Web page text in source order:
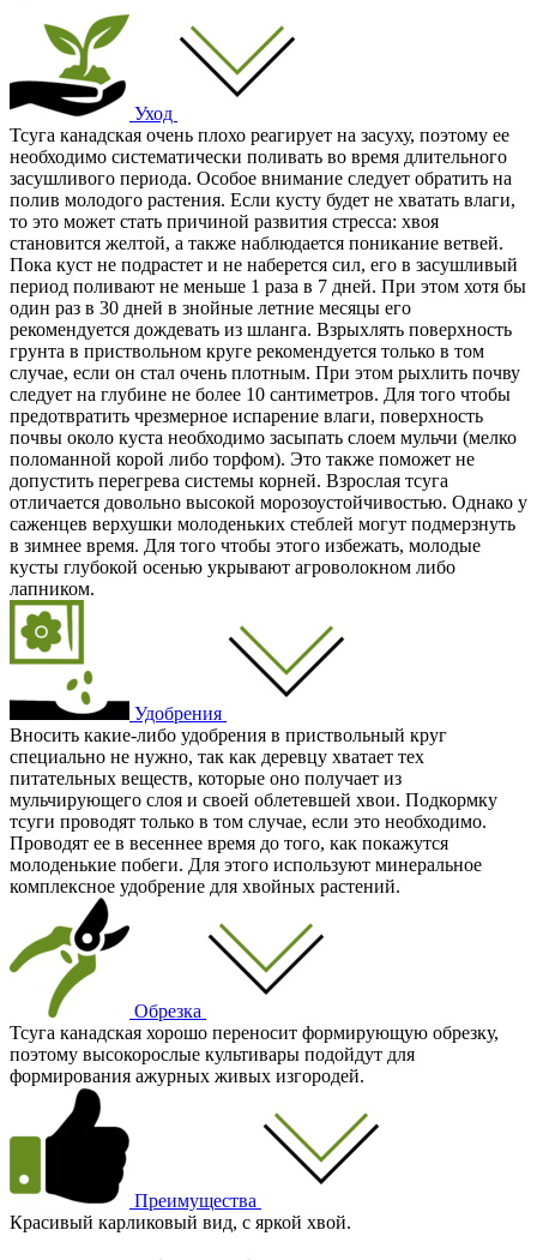
Уход
Тсуга канадская очень плохо реагирует на засуху, поэтому ее
необходимо систематически поливать во время длительного
засушливого периода. Особое внимание следует обратить на
полив молодого растения. Если кусту будет не хватать влаги,
то это может стать причиной развития стресса: хвоя
становится желтой, а также наблюдается поникание ветвей.
Пока куст не подрастет и не наберется сил, его в засушливый
период поливают не меньше 1 раза в 7 дней. При этом хотя бы
один раз в 30 дней в знойные летние месяцы его
рекомендуется дождевать из шланга. Взрыхлять поверхность
грунта в приствольном круге рекомендуется только в том
случае, если он стал очень плотным. При этом рыхлить почву
следует на глубине не более 10 сантиметров. Для того чтобы
предотвратить чрезмерное испарение влаги, поверхность
почвы около куста необходимо засыпать слоем мульчи (мелко
поломанной корой либо торфом). Это также поможет не
допустить перегрева системы корней. Взрослая тсуга
отличается довольно высокой морозоустойчивостью. Однако у
саженцев верхушки молоденьких стеблей могут подмерзнуть
в зимнее время. Для того чтобы этого избежать, молодые
кусты глубокой осенью укрывают агроволокном либо
лапником.
Удобрения
Вносить какие-либо удобрения в приствольный круг
специально не нужно, так как деревцу хватает тех
питательных веществ, которые оно получает из
мульчирующего слоя и своей облетевшей хвои. Подкормку
тсуги проводят только в том случае, если это необходимо.
Проводят ее в весеннее время до того, как покажутся
молоденькие побеги. Для этого используют минеральное
комплексное удобрение для хвойных растений.
Обрезка
Тсуга канадская хорошо переносит формирующую обрезку,
поэтому высокорослые культивары подойдут для
формирования ажурных живых изгородей.
Преимущества
Красивый карликовый вид, с яркой хвой.